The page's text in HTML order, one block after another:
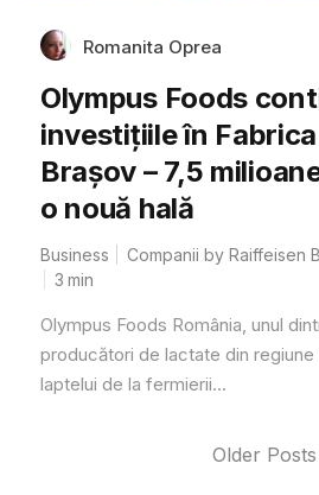
Romanita Oprea
Olympus Foods
investițiile în
Brașov – 7,5
o nouă hală
Business Companii by Raiffeisen
3 min
Olympus Foods România, unul
producători de lactate din
laptelui de la fermierii...
Older